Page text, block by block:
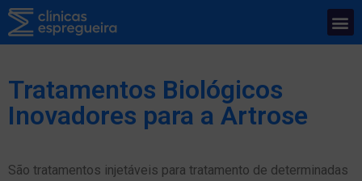
Tratamentos Biológicos
Inovadores para a Artrose
São tratamentos injetáveis para tratamento de determinadas